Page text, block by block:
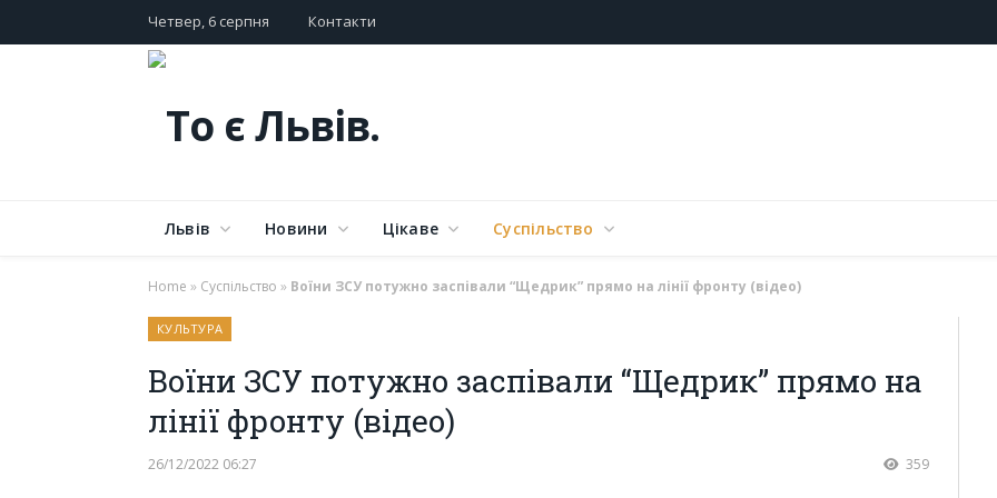
Четвер, 6 серпня Контакти
Львів Новини Цікаве Суспільство
Home » Суспільство » Воїни ЗСУ потужно заспівали “Щедрик” прямо на лінії фронту (відео)
КУЛЬТУРА
Воїни ЗСУ потужно заспівали “Щедрик” прямо на
лінії фронту (відео)
26/12/2022 06:27 359